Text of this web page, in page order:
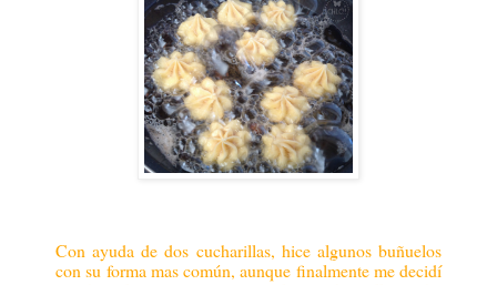
Con ayuda de dos cucharillas, hice algunos buñuelos
con su forma mas común, aunque finalmente me decidí